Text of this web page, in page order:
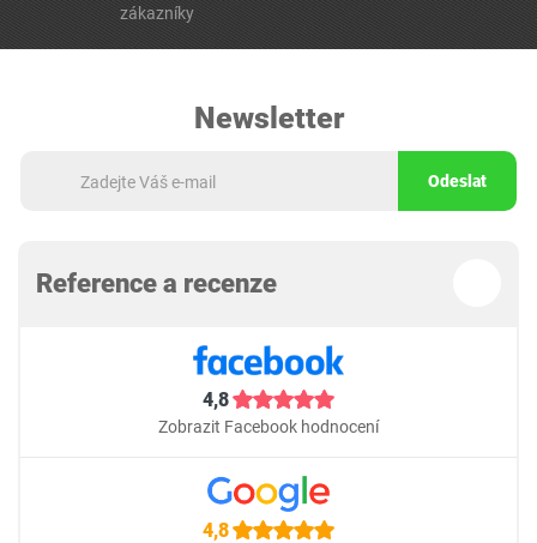
zákazníky
Newsletter
Odeslat
Reference a recenze
4,8
Zobrazit Facebook hodnocení
4,8